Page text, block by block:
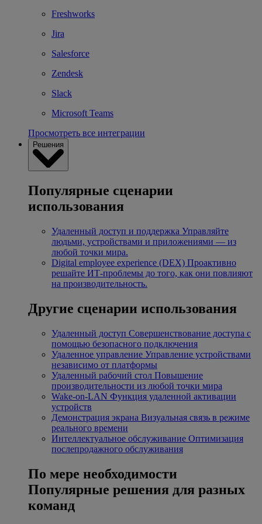
Freshworks
Jira
Salesforce
Zendesk
Slack
Microsoft Teams
Просмотреть все интеграции
Решения
Популярные сценарии
использования
Удаленный доступ и поддержка Управляйте
людьми, устройствами и приложениями — из
любой точки мира.
Digital employee experience (DEX) Проактивно
решайте ИТ-проблемы до того, как они повлияют
на производительность.
Другие сценарии использования
Удаленный доступ Совершенствование доступа с
помощью безопасного подключения
Удаленное управление Управление устройствами
независимо от платформы
Удаленный рабочий стол Повышение
производительности из любой точки мира
Wake-on-LAN Функция удаленной активации
устройств
Демонстрация экрана Визуальная связь в режиме
реального времени
Интеллектуальное обслуживание Оптимизация
послепродажного обслуживания
По мере необходимости
Популярные решения для разных
команд